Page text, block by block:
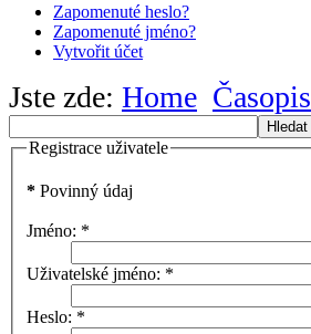
Zapomenuté heslo?
Zapomenuté jméno?
Vytvořit účet
Jste zde: Home Časopis
Hledat
Registrace uživatele
* Povinný údaj
Jméno: *
Uživatelské jméno: *
Heslo: *